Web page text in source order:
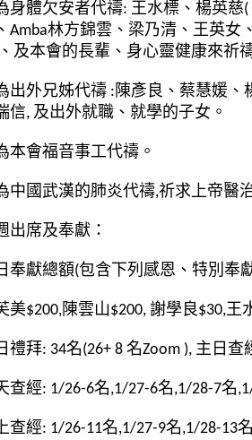
身體欠安者代禱: 王水標、楊英慈
Amba林方錦雲、梁乃清、王英女
及本會的長輩、身心靈健康來祈
出外兄姊代禱 :陳彥良、蔡慧媛
信, 及出外就職、就學的子女。
本會福音事工代禱。
中國武漢的肺炎代禱,祈求上帝醫
出席及奉獻：
奉獻總額(包含下列感恩、特別奉
美$200,陳雲山$200, 謝學良$30,
禮拜: 34名(26+ 8 名Zoom ), 主日
查經: 1/26-6名,1/27-6名,1/28-7名
查經: 1/26-11名,1/27-9名,1/28-13